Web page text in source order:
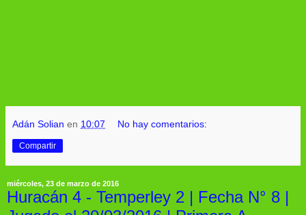
Adán Solian en 10:07 No hay comentarios:
Compartir
miércoles, 23 de marzo de 2016
Huracán 4 - Temperley 2 | Fecha N° 8 |